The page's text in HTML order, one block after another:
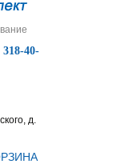
318-40-
д.